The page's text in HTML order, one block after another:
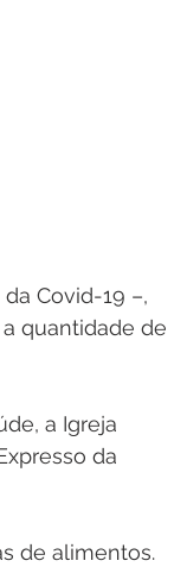
Covid-19 –,
quantidade de
a Igreja
da
de alimentos.